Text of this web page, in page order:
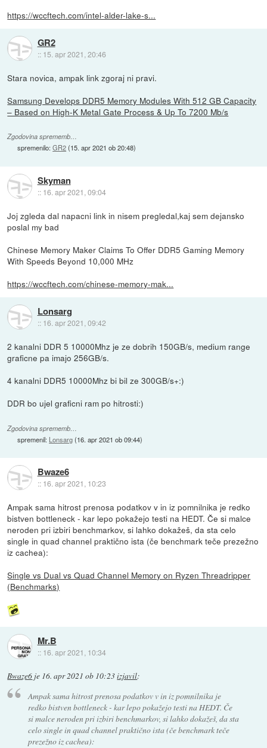
https://wccftech.com/intel-alder-lake-s...
GR2
:: 15. apr 2021, 20:46
Stara novica, ampak link zgoraj ni pravi.
Samsung Develops DDR5 Memory Modules With 512 GB Capacity
– Based on High-K Metal Gate Process & Up To 7200 Mb/s
Zgodovina sprememb…
spremenilo:GR2(15. apr 2021 ob 20:48)
Skyman
:: 16. apr 2021, 09:04
Joj zgleda dal napacni link in nisem pregledal,kaj sem dejansko
poslal my bad
Chinese Memory Maker Claims To Offer DDR5 Gaming Memory
With Speeds Beyond 10,000 MHz
https://wccftech.com/chinese-memory-mak...
Lonsarg
:: 16. apr 2021, 09:42
2 kanalni DDR 5 10000Mhz je ze dobrih 150GB/s, medium range
graficne pa imajo 256GB/s.
4 kanalni DDR5 10000Mhz bi bil ze 300GB/s+:)
DDR bo ujel graficni ram po hitrosti:)
Zgodovina sprememb…
spremenil: Lonsarg(16. apr 2021 ob 09:44)
Bwaze6
:: 16. apr 2021, 10:23
Ampak sama hitrost prenosa podatkov v in iz pomnilnika je redko
bistven bottleneck - kar lepo pokažejo testi na HEDT. Če si malce
neroden pri izbiri benchmarkov, si lahko dokažeš, da sta celo
single in quad channel praktično ista (če benchmark teče prezežno
iz cachea):
Single vs Dual vs Quad Channel Memory on Ryzen Threadripper
(Benchmarks)
Mr.B
:: 16. apr 2021, 10:34
Bwaze6 je 16. apr 2021 ob 10:23izjavil:
Ampak sama hitrost prenosa podatkov v in iz pomnilnika je
redko bistven bottleneck - kar lepo pokažejo testi na HEDT. Če
si malce neroden pri izbiri benchmarkov, si lahko dokažeš, da sta
celo single in quad channel praktično ista (če benchmark teče
prezežno iz cachea):